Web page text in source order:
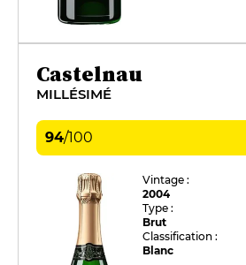
Castelnau
MILLÉSIMÉ
94/100
Vintage :
2004
Type :
Brut
Classification :
Blanc